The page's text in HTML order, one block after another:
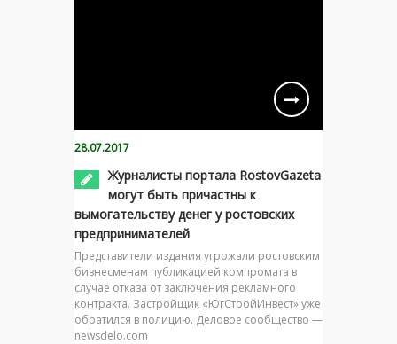
28.07.2017
Журналисты портала RostovGazeta
могут быть причастны к
вымогательству денег у ростовских
предпринимателей
Представители издания угрожали ростовским
бизнесменам публикацией компромата в
случае отказа от заключения рекламного
контракта. Застройщик «ЮгСтройИнвест» уже
обратился в полицию. Деловое сообщество —
newsdelo.com